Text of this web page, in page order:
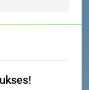
I SMA